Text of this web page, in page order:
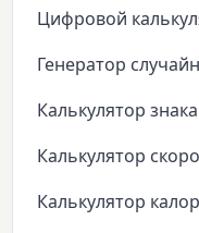
Цифровой
Генератор
Калькулятор
Калькулятор
Калькулятор